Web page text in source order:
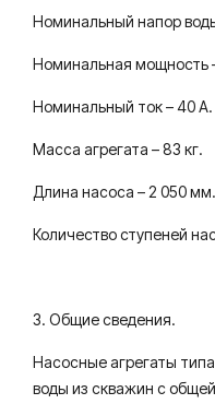
Номинальный напор
Номинальная мощность
Номинальный ток – 40 А.
Масса агрегата – 83 кг.
Длина насоса – 2 050 мм.
Количество ступеней
3. Общие сведения.
Насосные агрегаты
воды из скважин с